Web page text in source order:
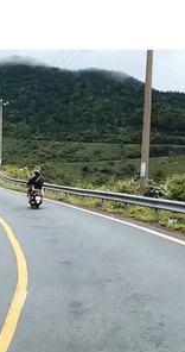
Kroatië Sicilië